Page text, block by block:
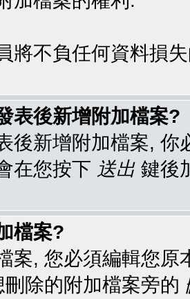
將不負任何資料損
表後新增附加檔案?
後新增附加檔案,
在您按下 送出 鍵後
檔案?
案, 您必須編輯您
除的附加檔案旁的